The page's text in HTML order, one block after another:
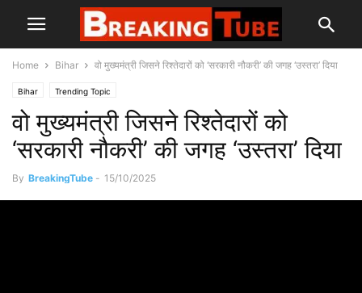
Home Bihar वो मुख्यमंत्री जिसने रिश्तेदारों को ‘सरकारी नौकरी’ की जगह ‘उस्तरा’ दिया
Bihar Trending Topic
वो मुख्यमंत्री जिसने रिश्तेदारों को
‘सरकारी नौकरी’ की जगह ‘उस्तरा’ दिया
By BreakingTube - 15/10/2025